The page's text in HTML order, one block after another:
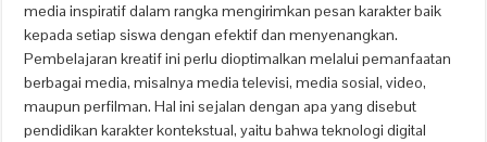
media inspiratif dalam rangka mengirimkan pesan karakter baik
kepada setiap siswa dengan efektif dan menyenangkan.
Pembelajaran kreatif ini perlu dioptimalkan melalui pemanfaatan
berbagai media, misalnya media televisi, media sosial, video,
maupun perfilman. Hal ini sejalan dengan apa yang disebut
pendidikan karakter kontekstual, yaitu bahwa teknologi digital